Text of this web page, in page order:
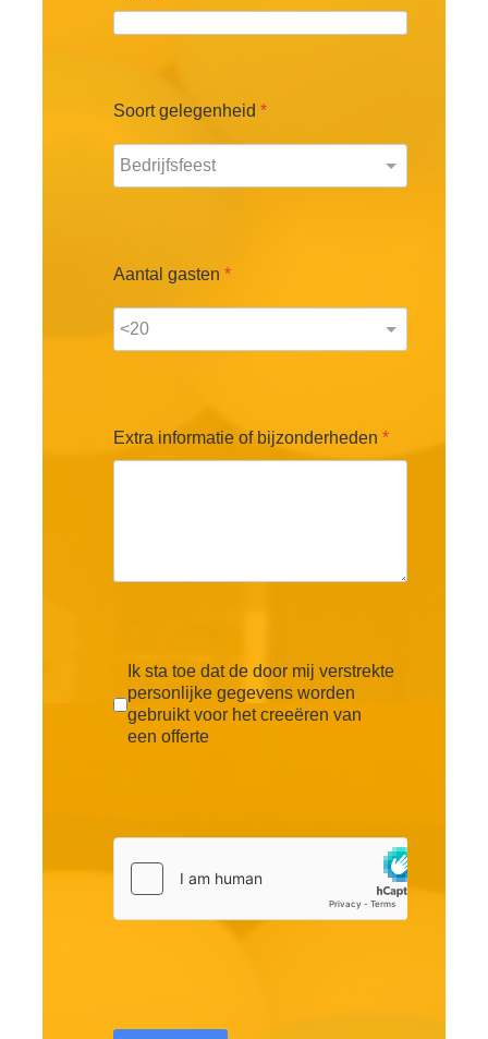
Soort gelegenheid *
Aantal gasten *
Extra informatie of bijzonderheden *
Ik sta toe dat de door mij verstrekte
personlijke gegevens worden
gebruikt voor het creeëren van
een offerte